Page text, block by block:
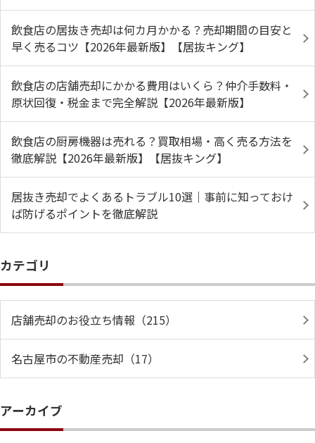
飲食店の居抜き売却は何カ月かかる？売却期間の目安と
早く売るコツ【2026年最新版】【居抜キング】
飲食店の店舗売却にかかる費用はいくら？仲介手数料・
原状回復・税金まで完全解説【2026年最新版】
飲食店の厨房機器は売れる？買取相場・高く売る方法を
徹底解説【2026年最新版】【居抜キング】
居抜き売却でよくあるトラブル10選｜事前に知っておけ
ば防げるポイントを徹底解説
カテゴリ
店舗売却のお役立ち情報（215）
名古屋市の不動産売却（17）
アーカイブ